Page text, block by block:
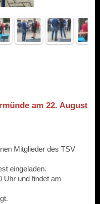
am 22. August
Mitglieder des TSV
eingeladen.
Uhr und findet am